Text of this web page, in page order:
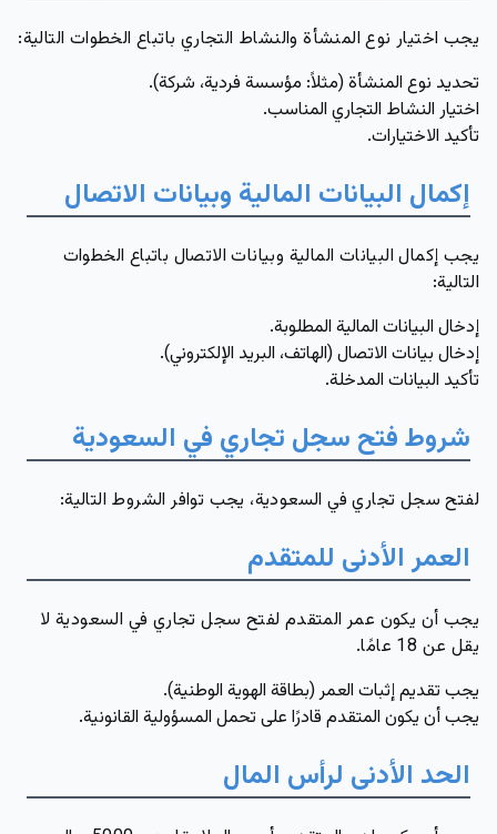
يجب اختيار نوع المنشأة والنشاط التجاري باتباع الخطوات التالية:
تحديد نوع المنشأة (مثلاً: مؤسسة فردية، شركة).
اختيار النشاط التجاري المناسب.
تأكيد الاختيارات.
إكمال البيانات المالية وبيانات الاتصال
يجب إكمال البيانات المالية وبيانات الاتصال باتباع الخطوات
التالية:
إدخال البيانات المالية المطلوبة.
إدخال بيانات الاتصال (الهاتف، البريد الإلكتروني).
تأكيد البيانات المدخلة.
شروط فتح سجل تجاري في السعودية
لفتح سجل تجاري في السعودية، يجب توافر الشروط التالية:
العمر الأدنى للمتقدم
يجب أن يكون عمر المتقدم لفتح سجل تجاري في السعودية لا
يقل عن 18 عامًا.
يجب تقديم إثبات العمر (بطاقة الهوية الوطنية).
يجب أن يكون المتقدم قادرًا على تحمل المسؤولية القانونية.
الحد الأدنى لرأس المال